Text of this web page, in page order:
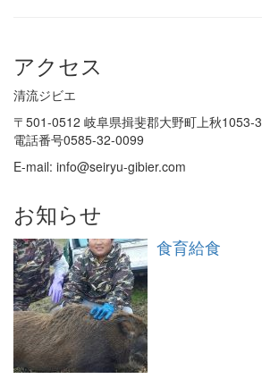
アクセス
清流ジビエ
〒501-0512 岐阜県揖斐郡大野町上秋1053-3
電話番号0585-32-0099
E-mail: info@seiryu-gibier.com
お知らせ
食育給食